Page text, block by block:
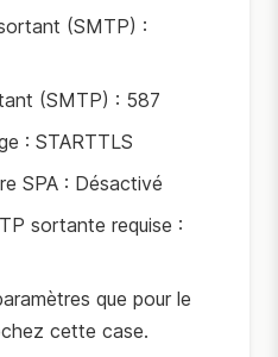
(SMTP) :
(SMTP) : 587
: STARTTLS
SPA : Désactivé
sortante requise :
que pour le
cette case.